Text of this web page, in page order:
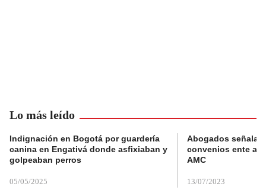
Lo más leído
Indignación en Bogotá por guardería
canina en Engativá donde asfixiaban y
golpeaban perros
05/05/2025
Abogados
convenios ente
AMC
13/07/2023